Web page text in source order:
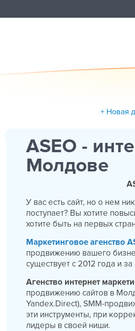
+ Новая
ASEO -
Молдове
У вас есть сайт, но о нем
поступает? Вы хотите
хотите быть на первых
Маркетинговое агенство
продвижению вашего
существует с 2012 года и
Агенство интернет
продвижению сайтов в
Yandex.Direct), SMM-
эти инструменты, при
лидеры в своей ниши.